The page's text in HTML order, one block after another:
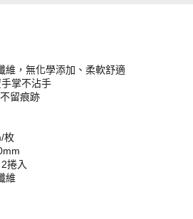
維，無化學添加、柔軟舒適
掌不沾手
留痕跡
枚
捲入
維